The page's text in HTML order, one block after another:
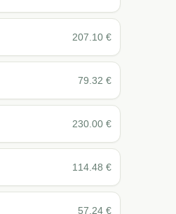
207.10 €
79.32 €
230.00 €
114.48 €
57.24 €